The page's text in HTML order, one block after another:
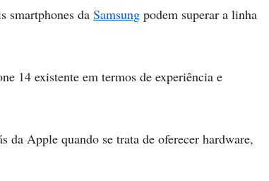
smartphones da Samsung podem superar a linha
14 existente em termos de experiência e
Apple quando se trata de oferecer hardware,